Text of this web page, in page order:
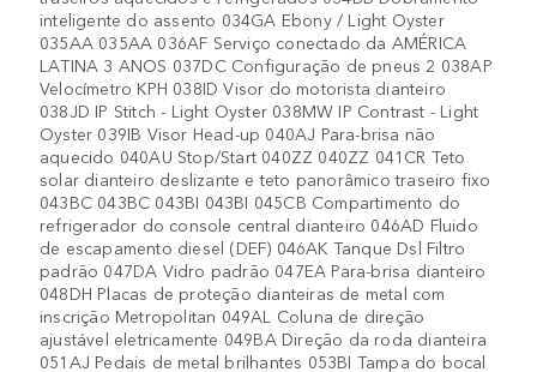
inteligente do assento 034GA Ebony / Light Oyster
035AA 035AA 036AF Serviço conectado da AMÉRICA
LATINA 3 ANOS 037DC Configuração de pneus 2 038AP
Velocímetro KPH 038ID Visor do motorista dianteiro
038JD IP Stitch - Light Oyster 038MW IP Contrast - Light
Oyster 039IB Visor Head-up 040AJ Para-brisa não
aquecido 040AU Stop/Start 040ZZ 040ZZ 041CR Teto
solar dianteiro deslizante e teto panorâmico traseiro fixo
043BC 043BC 043BI 043BI 045CB Compartimento do
refrigerador do console central dianteiro 046AD Fluido
de escapamento diesel (DEF) 046AK Tanque Dsl Filtro
padrão 047DA Vidro padrão 047EA Para-brisa dianteiro
048DH Placas de proteção dianteiras de metal com
inscrição Metropolitan 049AL Coluna de direção
ajustável eletricamente 049BA Direção da roda dianteira
051AJ Pedais de metal brilhantes 053BI Tampa do bocal